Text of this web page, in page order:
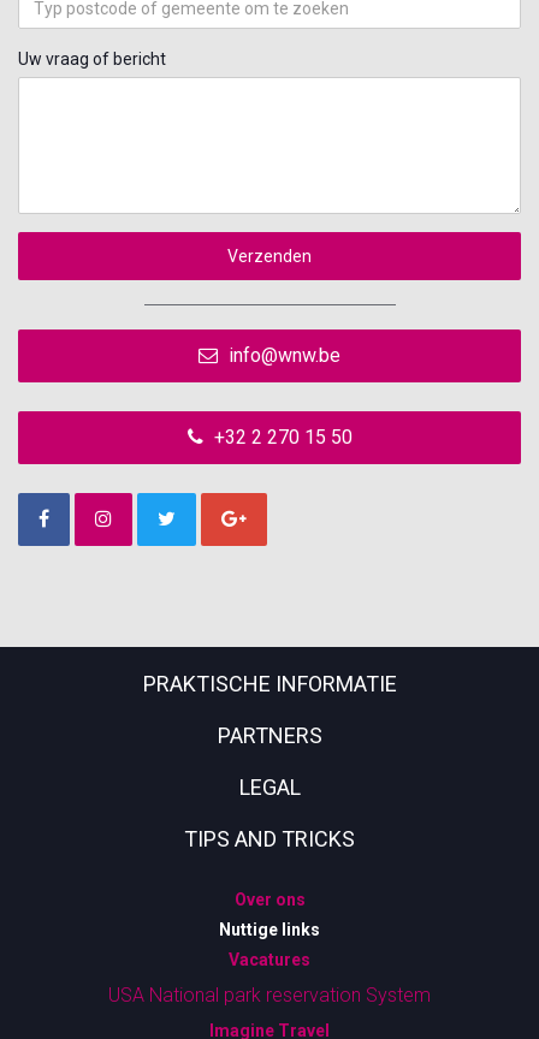
Uw vraag of bericht
Verzenden
info@wnw.be
+32 2 270 15 50
PRAKTISCHE INFORMATIE
PARTNERS
LEGAL
TIPS AND TRICKS
Over ons
Nuttige links
Vacatures
USA National park reservation System
Imagine Travel